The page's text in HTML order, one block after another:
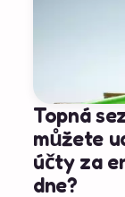
Topná
můžete
účty za
dne?